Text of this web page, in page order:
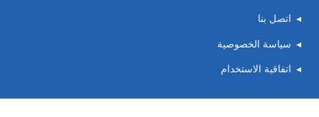
اتصل بنا
سياسة الخصوصية
اتفاقية الاستخدام